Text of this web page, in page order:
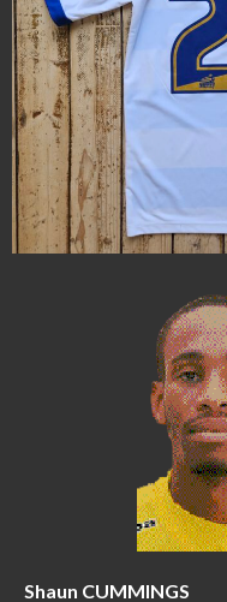
Shaun CUMMINGS